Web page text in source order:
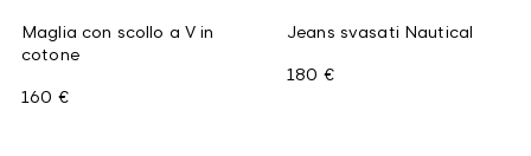
Maglia con scollo a V in
cotone
160 €
Jeans svasati Nautical
180 €